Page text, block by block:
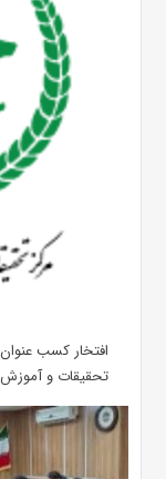
افتخار کسب
تحقیقات و